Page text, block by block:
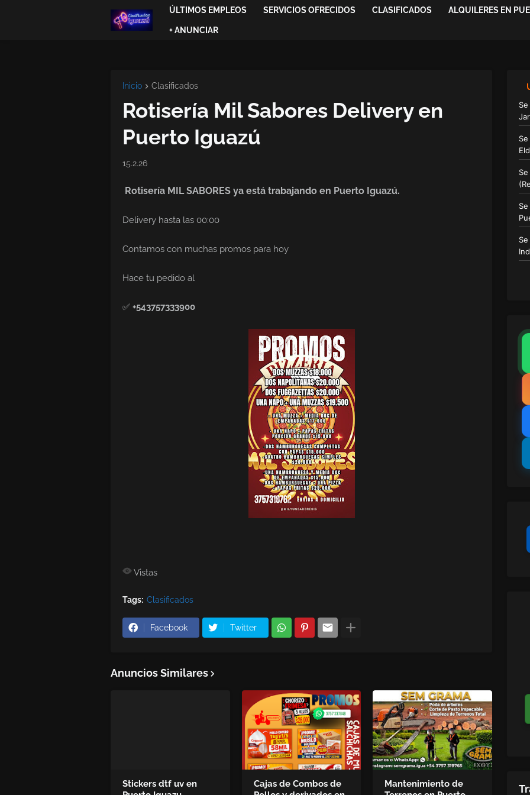
ÚLTIMOS EMPLEOS SERVICIOS OFRECIDOS CLASIFICADOS ALQUILERES EN
+ ANUNCIAR
Inicio Clasificados
Rotisería Mil Sabores Delivery en
Puerto Iguazú
15.2.26
Rotisería MIL SABORES ya está trabajando en Puerto Iguazú.
Delivery hasta las 00:00
Contamos con muchas promos para hoy
Hace tu pedido al
✅ +543757333900
Vistas
Tags: Clasificados
Facebook Twitter
Anuncios Similares
Stickers dtf uv en
Cajas de Combos de
Mantenimiento de